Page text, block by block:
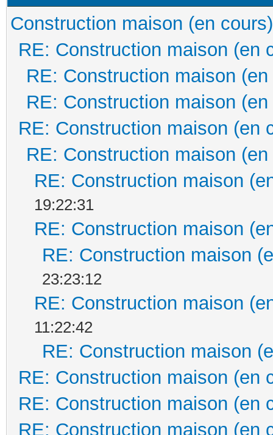
Construction maison (en cours)
RE: Construction maison (en
RE: Construction maison
RE: Construction maison
RE: Construction maison (en
RE: Construction maison
RE: Construction maison
19:22:31
RE: Construction maison
RE: Construction maison
23:23:12
RE: Construction maison
11:22:42
RE: Construction maison
RE: Construction maison (en
RE: Construction maison (en
RE: Construction maison (en